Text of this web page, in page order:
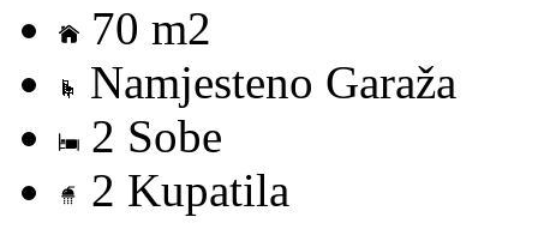
70 m2
Namjesteno Garaža
2 Sobe
2 Kupatila